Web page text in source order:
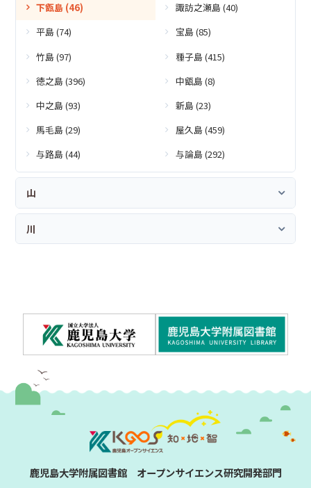
下甑島 (46)
諏訪之瀬島 (40)
平島 (74)
宝島 (85)
竹島 (97)
種子島 (415)
徳之島 (396)
中甑島 (8)
中之島 (93)
新島 (23)
馬毛島 (29)
屋久島 (459)
与路島 (44)
与論島 (292)
山
川
鹿児島大学附属図書館 オープンサイエンス研究開発部門